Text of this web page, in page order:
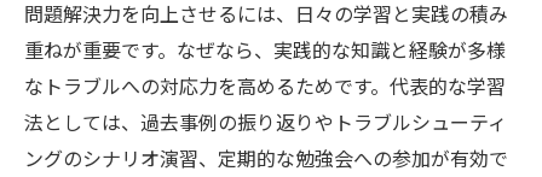
問題解決力を向上させるには、日々の学習と実践の積み
重ねが重要です。なぜなら、実践的な知識と経験が多様
なトラブルへの対応力を高めるためです。代表的な学習
法としては、過去事例の振り返りやトラブルシューティ
ングのシナリオ演習、定期的な勉強会への参加が有効で